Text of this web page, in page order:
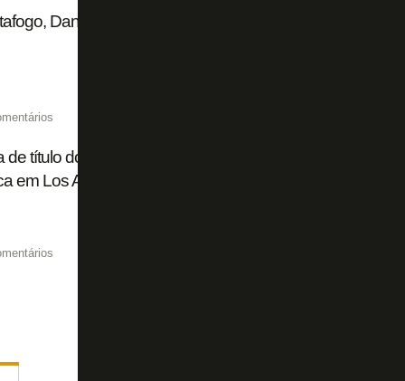
Danilo Barbosa é oferecido ao Grêmio de Luís
de título do PSG sobre Flamengo, ex-jogadores do
em Los Angeles